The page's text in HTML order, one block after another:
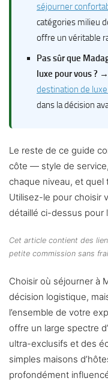
séjourner
catégories milieu
offre un véritable
Pas sûr que
luxe pour vous ? →
destination de
dans la décision
Le reste de ce guide
côte — style de
chaque niveau, et
Utilisez-le pour choisir
détaillé ci-dessus pour
Cet article contient des
petite commission sans
Choisir où séjourner à
décision logistique,
l’ensemble de votre
offre un large spectre
ultra-exclusifs et des
simples maisons
profondément